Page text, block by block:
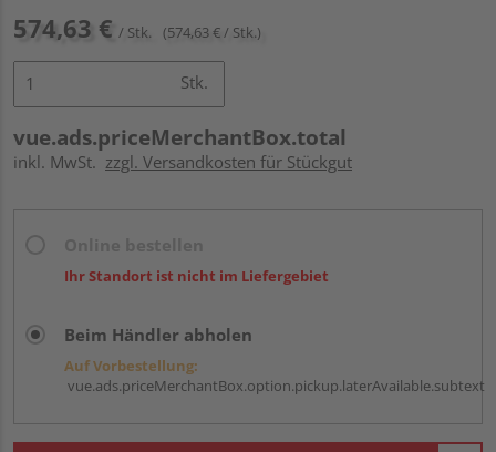
574,63 € / Stk. (574,63 € / Stk.)
Stk.
vue.ads.priceMerchantBox.total
inkl. MwSt. zzgl. Versandkosten für Stückgut
Ihr Standort ist nicht im Liefergebiet
Beim Händler abholen
Auf Vorbestellung:
vue.ads.priceMerchantBox.option.pickup.laterAvailable.subtext